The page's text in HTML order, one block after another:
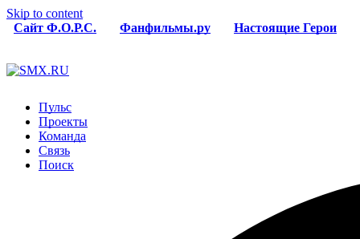
Skip to content
Сайт Ф.О.Р.С.
Фанфильмы.ру Настоящие Герои
Пульс
Проекты
Команда
Связь
Поиск